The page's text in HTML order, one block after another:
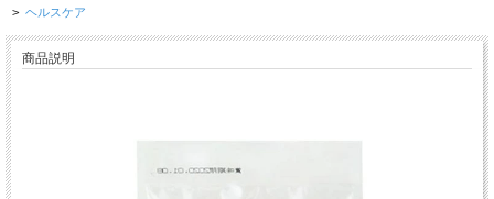
> ヘルスケア
商品説明